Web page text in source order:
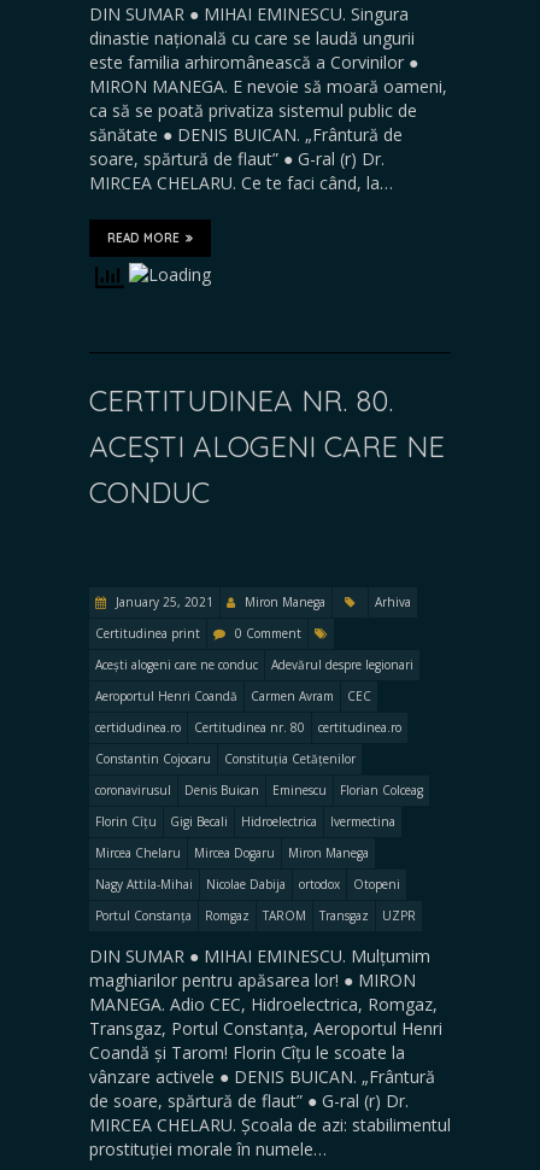
DIN SUMAR ● MIHAI EMINESCU. Singura
dinastie națională cu care se laudă ungurii
este familia arhiromânească a Corvinilor ●
MIRON MANEGA. E nevoie să moară oameni,
ca să se poată privatiza sistemul public de
sănătate ● DENIS BUICAN. „Frântură de
soare, spărtură de flaut” ● G-ral (r) Dr.
MIRCEA CHELARU. Ce te faci când, la…
READ MORE
CERTITUDINEA NR. 80.
ACEȘTI ALOGENI CARE NE
CONDUC
January 25, 2021 Miron Manega
Arhiva
Certitudinea print
0 Comment
Acești alogeni care ne conduc
Adevărul despre legionari
Aeroportul Henri Coandă
Carmen Avram
CEC
certidudinea.ro
Certitudinea nr. 80
certitudinea.ro
Constantin Cojocaru
Constituția Cetățenilor
coronavirusul
Denis Buican Eminescu
Florian Colceag
Florin Cîțu
Gigi Becali Hidroelectrica
Ivermectina
Mircea Chelaru
Mircea Dogaru
Miron Manega
Nagy Attila-Mihai
Nicolae Dabija ortodox
Otopeni
Portul Constanța
Romgaz TAROM Transgaz UZPR
DIN SUMAR ● MIHAI EMINESCU. Mulțumim
maghiarilor pentru apăsarea lor! ● MIRON
MANEGA. Adio CEC, Hidroelectrica, Romgaz,
Transgaz, Portul Constanța, Aeroportul Henri
Coandă și Tarom! Florin Cîțu le scoate la
vânzare activele ● DENIS BUICAN. „Frântură
de soare, spărtură de flaut” ● G-ral (r) Dr.
MIRCEA CHELARU. Școala de azi: stabilimentul
prostituției morale în numele…